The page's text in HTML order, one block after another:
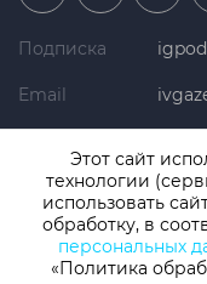
Подписка
Email
Телефон +7
СМИ: Izvestno.ru.
Этот сайт
технологии
использовать
обработку, в
персональных
«Политика